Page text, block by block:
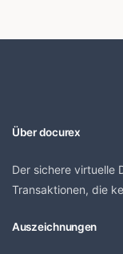
Über docurex
Der sichere virtuelle
Transaktionen, die
Auszeichnungen